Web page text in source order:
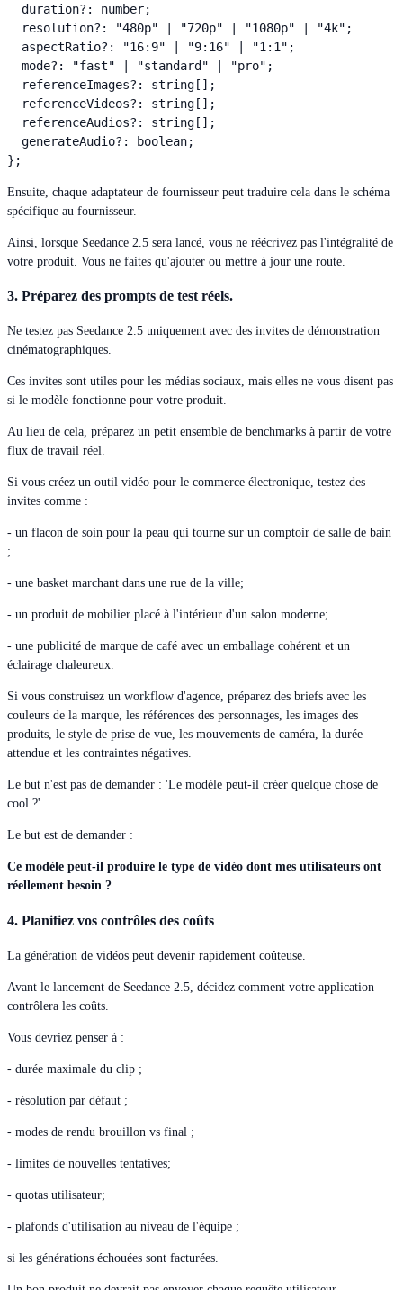
  duration?: number;
  resolution?: "480p" | "720p" | "1080p" | "4k";
  aspectRatio?: "16:9" | "9:16" | "1:1";
  mode?: "fast" | "standard" | "pro";
  referenceImages?: string[];
  referenceVideos?: string[];
  referenceAudios?: string[];
  generateAudio?: boolean;
Ensuite, chaque adaptateur de fournisseur peut traduire cela dans le schéma
spécifique au fournisseur.
Ainsi, lorsque Seedance 2.5 sera lancé, vous ne réécrivez pas l'intégralité de
votre produit. Vous ne faites qu'ajouter ou mettre à jour une route.
3. Préparez des prompts de test réels.
Ne testez pas Seedance 2.5 uniquement avec des invites de démonstration
cinématographiques.
Ces invites sont utiles pour les médias sociaux, mais elles ne vous disent pas
si le modèle fonctionne pour votre produit.
Au lieu de cela, préparez un petit ensemble de benchmarks à partir de votre
flux de travail réel.
Si vous créez un outil vidéo pour le commerce électronique, testez des
invites comme :
- un flacon de soin pour la peau qui tourne sur un comptoir de salle de bain
;
- une basket marchant dans une rue de la ville;
- un produit de mobilier placé à l'intérieur d'un salon moderne;
- une publicité de marque de café avec un emballage cohérent et un
éclairage chaleureux.
Si vous construisez un workflow d'agence, préparez des briefs avec les
couleurs de la marque, les références des personnages, les images des
produits, le style de prise de vue, les mouvements de caméra, la durée
attendue et les contraintes négatives.
Le but n'est pas de demander : 'Le modèle peut-il créer quelque chose de
cool ?'
Le but est de demander :
Ce modèle peut-il produire le type de vidéo dont mes utilisateurs ont
réellement besoin ?
4. Planifiez vos contrôles des coûts
La génération de vidéos peut devenir rapidement coûteuse.
Avant le lancement de Seedance 2.5, décidez comment votre application
contrôlera les coûts.
Vous devriez penser à :
- durée maximale du clip ;
- résolution par défaut ;
- modes de rendu brouillon vs final ;
- limites de nouvelles tentatives;
- quotas utilisateur;
- plafonds d'utilisation au niveau de l'équipe ;
si les générations échouées sont facturées.